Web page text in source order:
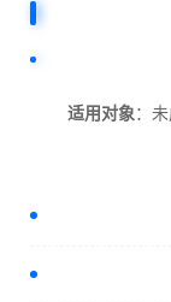
适用对象：